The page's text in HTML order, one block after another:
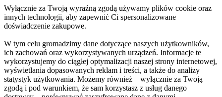
Wyłącznie za Twoją wyraźną zgodą używamy plików cookie oraz
innych technologii, aby zapewnić Ci spersonalizowane
doświadczenie zakupowe.
W tym celu gromadzimy dane dotyczące naszych użytkowników,
ich zachowań oraz wykorzystywanych urządzeń. Informacje te
wykorzystujemy do ciągłej optymalizacji naszej strony internetowej,
wyświetlania dopasowanych reklam i treści, a także do analizy
statystyk użytkowania. Możemy również – wyłącznie za Twoją
zgodą i pod warunkiem, że sam korzystasz z usług danego